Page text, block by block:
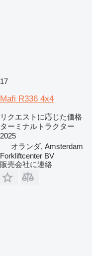
17
Mafi R336 4x4
リクエストに応じた価格
ターミナルトラクター
2025
オランダ, Amsterdam
Forkliftcenter BV
販売会社に連絡